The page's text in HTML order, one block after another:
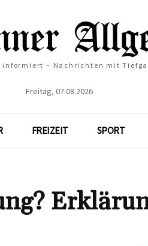
informiert – Nachrichten mit
Freitag, 07.08.2026
FREIZEIT SPORT